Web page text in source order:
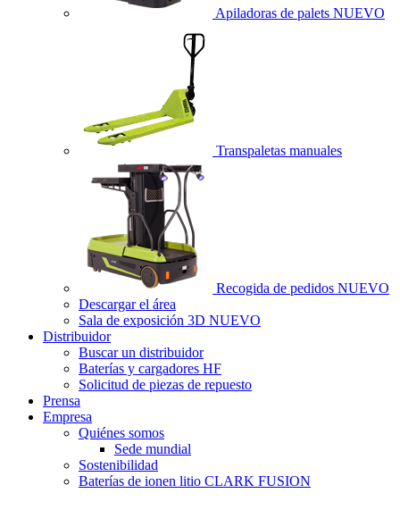
Apiladoras de palets NUEVO
Transpaletas manuales
Recogida de pedidos NUEVO
Descargar el área
Sala de exposición 3D NUEVO
Distribuidor
Buscar un distribuidor
Baterías y cargadores HF
Solicitud de piezas de repuesto
Prensa
Empresa
Quiénes somos
Sede mundial
Sostenibilidad
Baterías de ionen litio CLARK FUSION